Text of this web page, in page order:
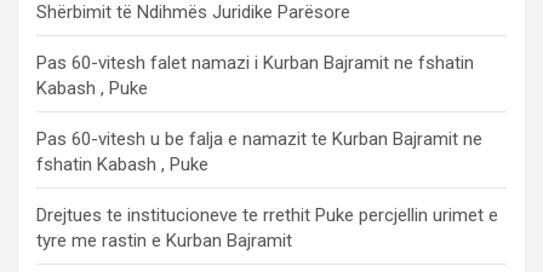
Shërbimit të Ndihmës Juridike Parësore
Pas 60-vitesh falet namazi i Kurban Bajramit ne fshatin
Kabash , Puke
Pas 60-vitesh u be falja e namazit te Kurban Bajramit ne
fshatin Kabash , Puke
Drejtues te institucioneve te rrethit Puke percjellin urimet e
tyre me rastin e Kurban Bajramit